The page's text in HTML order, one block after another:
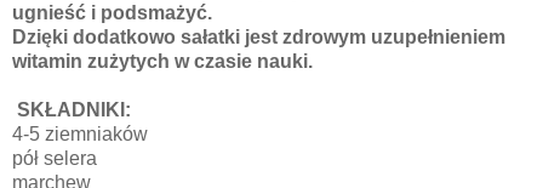
ugnieść i podsmażyć.
Dzięki dodatkowo sałatki jest zdrowym uzupełnieniem
witamin zużytych w czasie nauki.
SKŁADNIKI:
4-5 ziemniaków
pół selera
marchew